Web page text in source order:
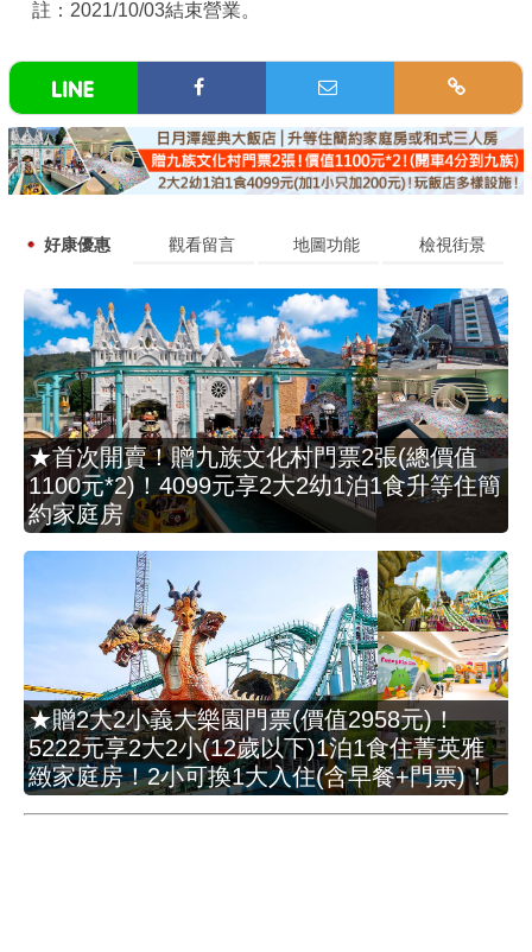
註：2021/10/03結束營業。
好康優惠 觀看留言 地圖功能 檢視街景
★首次開賣！贈九族文化村門票2張(總價值
1100元*2)！4099元享2大2幼1泊1食升等住簡
約家庭房
★贈2大2小義大樂園門票(價值2958元)！
5222元享2大2小(12歲以下)1泊1食住菁英雅
緻家庭房！2小可換1大入住(含早餐+門票)！